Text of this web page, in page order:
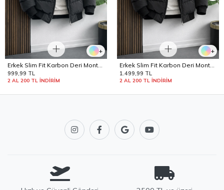
+
Erkek Slim Fit Karbon Deri Mont
Füme Edw440
999,99 TL
2 AL 200 TL İNDİRİM
+
Erkek Slim Fit Karbon Deri Mont
Siyah Edw440
1.499,99 TL
2 AL 200 TL İNDİRİM